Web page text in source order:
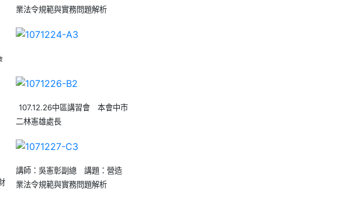
業法令規範與實務問題解析
107.12.26中區講習會 本會中市
二林憲雄處長
講師：吳憲彰副總 講題：營造
業法令規範與實務問題解析